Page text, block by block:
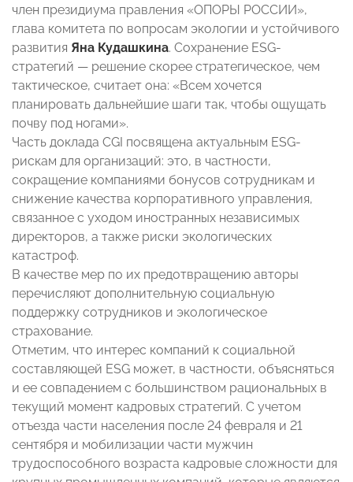
член президиума правления «ОПОРЫ РОССИИ»,
глава комитета по вопросам экологии и устойчивого
развития Яна Кудашкина. Сохранение ESG-
стратегий — решение скорее стратегическое, чем
тактическое, считает она: «Всем хочется
планировать дальнейшие шаги так, чтобы ощущать
почву под ногами».
Часть доклада CGI посвящена актуальным ESG-
рискам для организаций: это, в частности,
сокращение компаниями бонусов сотрудникам и
снижение качества корпоративного управления,
связанное с уходом иностранных независимых
директоров, а также риски экологических
катастроф.
В качестве мер по их предотвращению авторы
перечисляют дополнительную социальную
поддержку сотрудников и экологическое
страхование.
Отметим, что интерес компаний к социальной
составляющей ESG может, в частности, объясняться
и ее совпадением с большинством рациональных в
текущий момент кадровых стратегий. С учетом
отъезда части населения после 24 февраля и 21
сентября и мобилизации части мужчин
трудоспособного возраста кадровые сложности для